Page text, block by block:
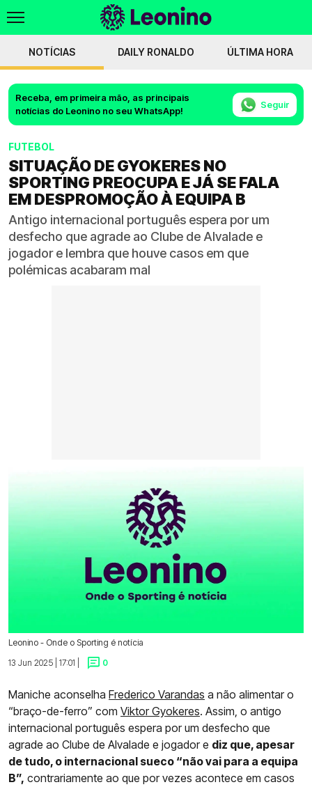
NOTÍCIAS DAILY RONALDO ÚLTIMA HORA
Receba, em primeira mão, as principais
notícias do Leonino no seu WhatsApp!
Seguir
FUTEBOL
SITUAÇÃO DE GYOKERES NO
SPORTING PREOCUPA E JÁ SE FALA
EM DESPROMOÇÃO À EQUIPA B
Antigo internacional português espera por um
desfecho que agrade ao Clube de Alvalade e
jogador e lembra que houve casos em que
polémicas acabaram mal
Leonino - Onde o Sporting é notícia
13 Jun 2025 | 17:01 |
0
Maniche aconselha Frederico Varandas a não alimentar o
“braço-de-ferro” com Viktor Gyokeres. Assim, o antigo
internacional português espera por um desfecho que
agrade ao Clube de Alvalade e jogador e diz que, apesar
de tudo, o internacional sueco “não vai para a equipa
B”, contrariamente ao que por vezes acontece em casos